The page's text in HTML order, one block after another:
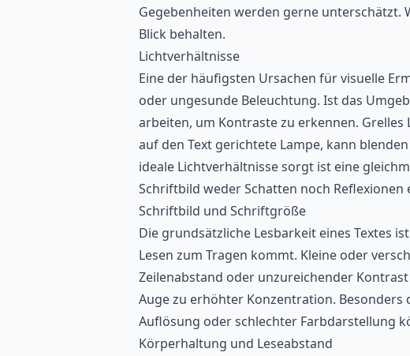
Gegebenheiten werden gerne unterschätzt.
Blick behalten.
Lichtverhältnisse
Eine der häufigsten Ursachen für visuelle
oder ungesunde Beleuchtung. Ist das
arbeiten, um Kontraste zu erkennen.
auf den Text gerichtete Lampe, kann
ideale Lichtverhältnisse sorgt ist eine
Schriftbild weder Schatten noch Reflexionen
Schriftbild und Schriftgröße
Die grundsätzliche Lesbarkeit eines Textes
Lesen zum Tragen kommt. Kleine oder
Zeilenabstand oder unzureichender
Auge zu erhöhter Konzentration.
Auflösung oder schlechter Farbdarstellung
Körperhaltung und Leseabstand